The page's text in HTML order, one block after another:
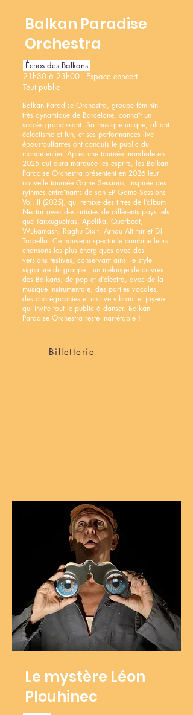
Balkan Paradise
Orchestra
Échos des Balkans
21h30 à 23h00 - Espace concert
Tout public
Balkan Paradise Orchestra, groupe féminin
très dynamique de Barcelone, connaît un
succès grandissant. Sa musique unique, alliant
éclectisme et fun, et ses performances live
époustouflantes ont conquis le public du
monde entier. Après une tournée mondiale en
2025 qui aura marquée les esprits, les Balkan
Paradise Orchestra présentent en 2026 leur
nouvelle tournée Game Sessions, inspirée des
rythmes entraînants de son EP Game Sessions
Vol. II (2025), qui remixe des titres de l’album
Nèctar avec des artistes de différents pays tels
que Tanxugueiras, Apelika, Querbeat,
Wukamash, Raghu Dixit, Arnau Altimir et DJ
Trapella. Ce nouveau spectacle combine leurs
chansons les plus énergiques avec des
versions festives, conservant ainsi le style
signature du groupe : un mélange de cuivres
des Balkans, de pop et d’électro, avec de la
musique instrumentale, des parties vocales,
des chorégraphies et un live vibrant et joyeux
qui invite tout le public à danser. Balkan
Paradise Orchestra reste inarrêtable !
Billetterie
Le mystère Léon
Plouhinec